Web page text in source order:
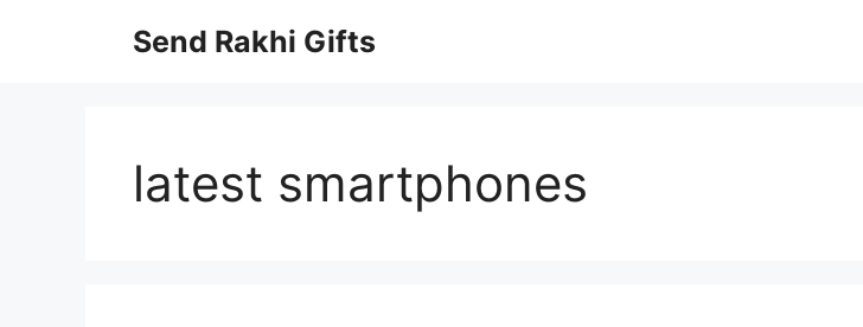
Send Rakhi Gifts
latest smartphones